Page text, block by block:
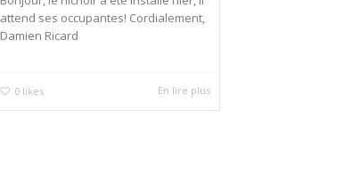
attend ses occupantes! Cordialement,
Damien Ricard
0 likes En lire plus